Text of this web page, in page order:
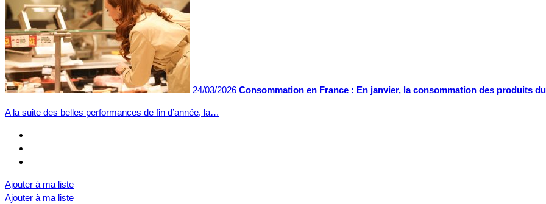
24/03/2026 Consommation en France : En janvier, la consommation des produits
A la suite des belles performances de fin d’année, la…
Ajouter à ma liste
Ajouter à ma liste